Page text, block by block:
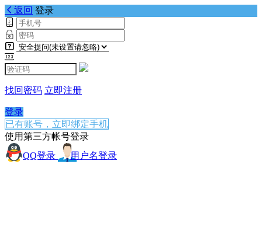
返回 登录
找回密码 立即注册
登录
已有账号，立即绑定手机
使用第三方帐号登录
QQ登录
用户名登录